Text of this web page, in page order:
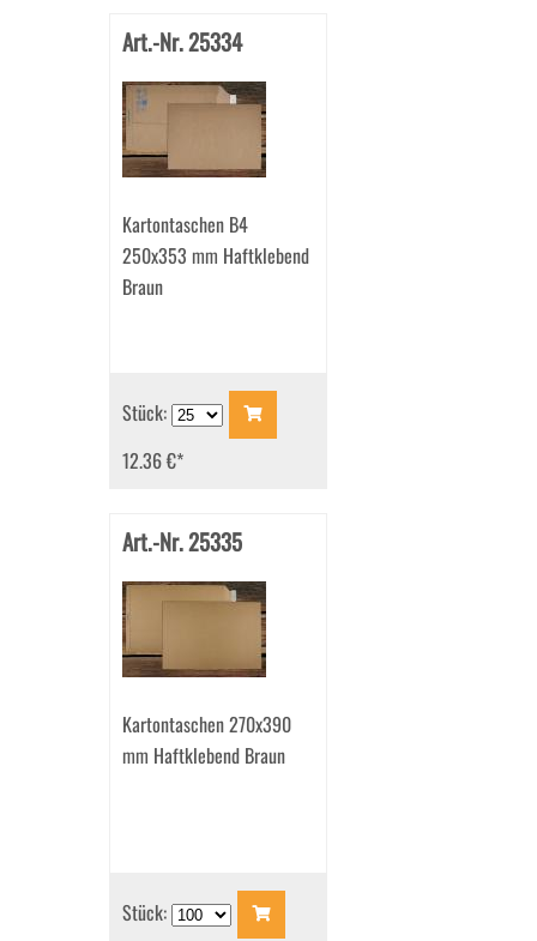
Art.-Nr. 25334
Kartontaschen B4
250x353 mm Haftklebend
Braun
Stück:
12.36 €*
Art.-Nr. 25335
Kartontaschen 270x390
mm Haftklebend Braun
Stück: